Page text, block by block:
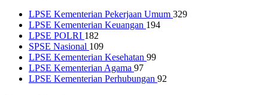
LPSE Kementerian Pekerjaan Umum 329
LPSE Kementerian Keuangan 194
LPSE POLRI 182
SPSE Nasional 109
LPSE Kementerian Kesehatan 99
LPSE Kementerian Agama 97
LPSE Kementerian Perhubungan 92